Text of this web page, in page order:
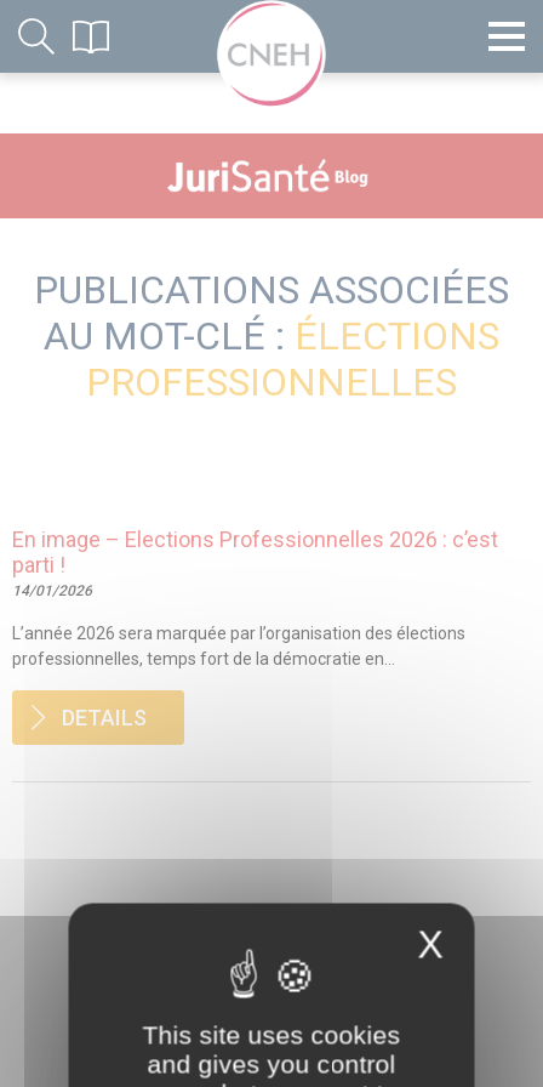
PUBLICATIONS ASSOCIÉES
AU MOT-CLÉ : ÉLECTIONS
PROFESSIONNELLES
En image – Elections Professionnelles 2026 : c’est
parti !
14/01/2026
L’année 2026 sera marquée par l’organisation des élections
professionnelles, temps fort de la démocratie en...
DETAILS
3 rue Danton
X
This site uses cookies
and gives you control